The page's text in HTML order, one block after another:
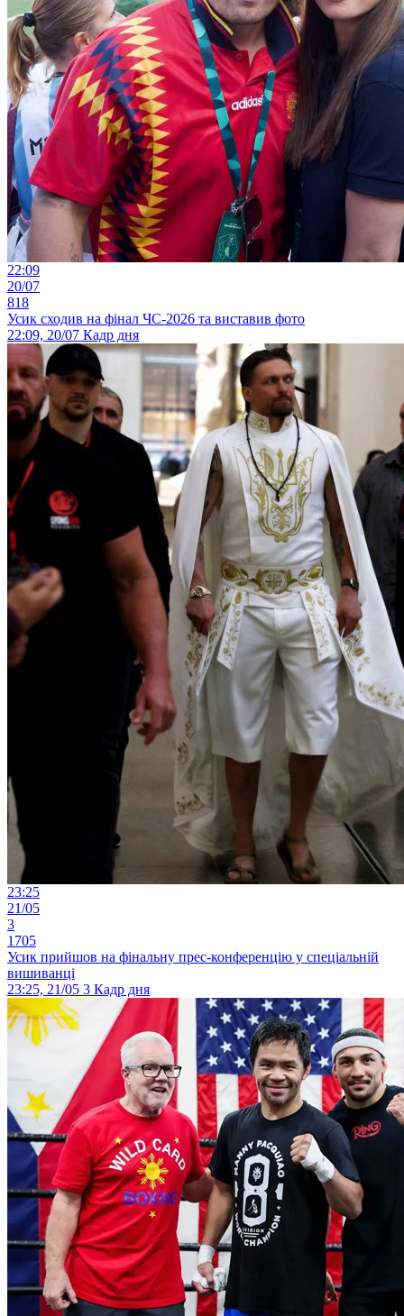
22:09
20/07
818
Усик сходив на фінал ЧС-2026 та виставив фото
22:09, 20/07 Кадр дня
23:25
21/05
3
1705
Усик прийшов на фінальну прес-конференцію у спеціальній
вишиванці
23:25, 21/05 3 Кадр дня